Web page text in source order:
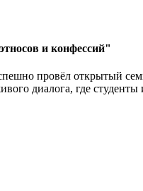
и конфессий"
провёл открытый
диалога, где студенты